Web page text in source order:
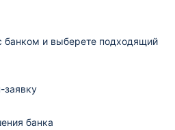
банком и выберете подходящий
заявку
банка